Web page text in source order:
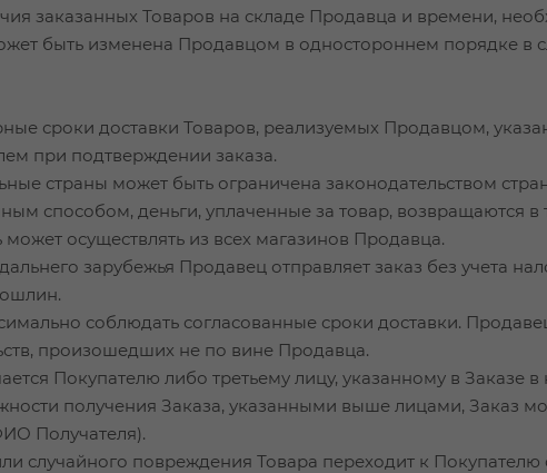
заказанных Товаров на складе Продавца и времени,
быть изменена Продавцом в одностороннем порядке
сроки доставки Товаров, реализуемых Продавцом,
при подтверждении заказа.
страны может быть ограничена законодательством
способом, деньги, уплаченные за товар, возвращаются
осуществлять из всех магазинов Продавца.
зарубежья Продавец отправляет заказ без учета
соблюдать согласованные сроки доставки.
произошедших не по вине Продавца.
Покупателю либо третьему лицу, указанному в Заказе
получения Заказа, указанными выше лицами, Заказ
Получателя).
случайного повреждения Товара переходит к